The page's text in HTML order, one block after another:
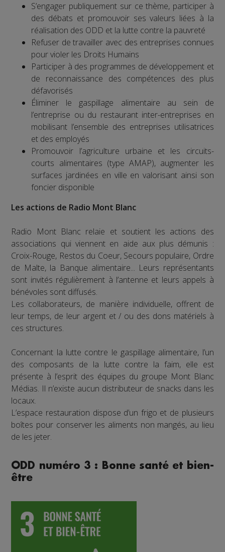
S’engager publiquement sur ce thème, participer à
des débats et promouvoir ses valeurs liées à la
réalisation des ODD et la lutte contre la pauvreté
Refuser de travailler avec des entreprises connues
pour violer les Droits Humains
Participer à des programmes de développement et
de reconnaissance des compétences des plus
défavorisés
Éliminer le gaspillage alimentaire au sein de
l’entreprise ou du restaurant inter-entreprises en
mobilisant l’ensemble des entreprises utilisatrices
et des employés
Promouvoir l’agriculture urbaine et les circuits-
courts alimentaires (type AMAP), augmenter les
surfaces jardinées en ville en valorisant ainsi son
foncier disponible
Les actions de Radio Mont Blanc
Radio Mont Blanc relaie et soutient les actions des
associations qui viennent en aide aux plus démunis :
Croix-Rouge, Restos du Coeur, Secours populaire, Ordre
de Malte, la Banque alimentaire... Leurs représentants
sont invités régulièrement à l’antenne et leurs appels à
bénévoles sont diffusés.
Les collaborateurs, de manière individuelle, offrent de
leur temps, de leur argent et / ou des dons matériels à
ces structures.
Concernant la lutte contre le gaspillage alimentaire, l’un
des composants de la lutte contre la faim, elle est
présente à l’esprit des équipes du groupe Mont Blanc
Médias. Il n’existe aucun distributeur de snacks dans les
locaux.
L’espace restauration dispose d’un frigo et de plusieurs
boîtes pour conserver les aliments non mangés, au lieu
de les jeter.
ODD numéro 3 : Bonne santé et bien-
être